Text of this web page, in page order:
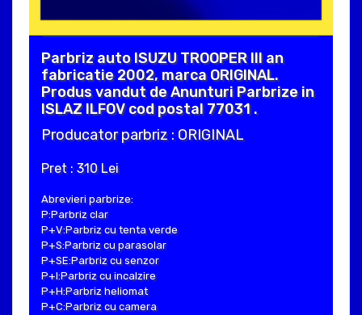
Parbriz auto ISUZU TROOPER III an
fabricatie 2002, marca ORIGINAL.
Produs vandut de Anunturi Parbrize in
ISLAZ ILFOV cod postal 77031 .
Producator parbriz : ORIGINAL
Pret : 310 Lei
Abrevieri parbrize:
P:Parbriz clar
P+V:Parbriz cu tenta verde
P+S:Parbriz cu parasolar
P+SE:Parbriz cu senzor
P+I:Parbriz cu incalzire
P+H:Parbriz heliomat
P+C:Parbriz cu camera